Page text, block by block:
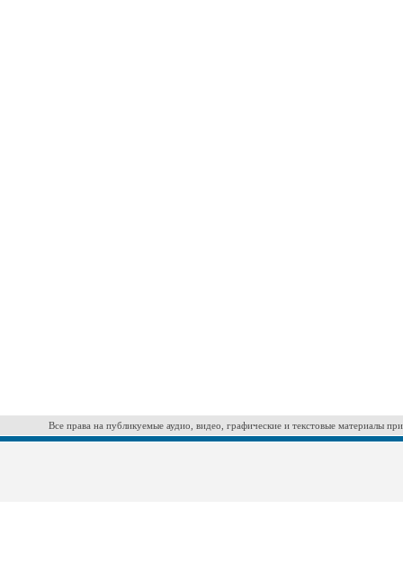
Все права на публикуемые аудио, видео, графические и текстовые материалы